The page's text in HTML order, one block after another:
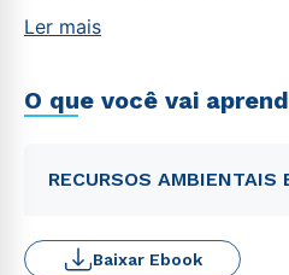
Ler mais
O que você vai
RECURSOS AMBIENTAIS
Baixar Ebook